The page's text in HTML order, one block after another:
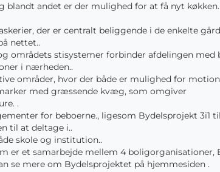
blandt andet er der mulighed for at få nyt
der er centralt beliggende i de enkelte
nettet..
områdets stisystemer forbinder afdelingen med
i nærheden..
områder, hvor der både er mulighed for
med græssende kvæg, som omgiver
.
for beboerne., ligesom Bydelsprojekt 3i1
til at deltage i..
skole og institution..
er et samarbejde mellem 4 boligorganisationer,
se mere om Bydelsprojektet på hjemmesiden .